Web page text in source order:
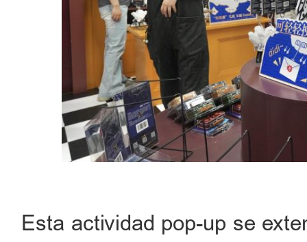
Esta actividad pop-up se